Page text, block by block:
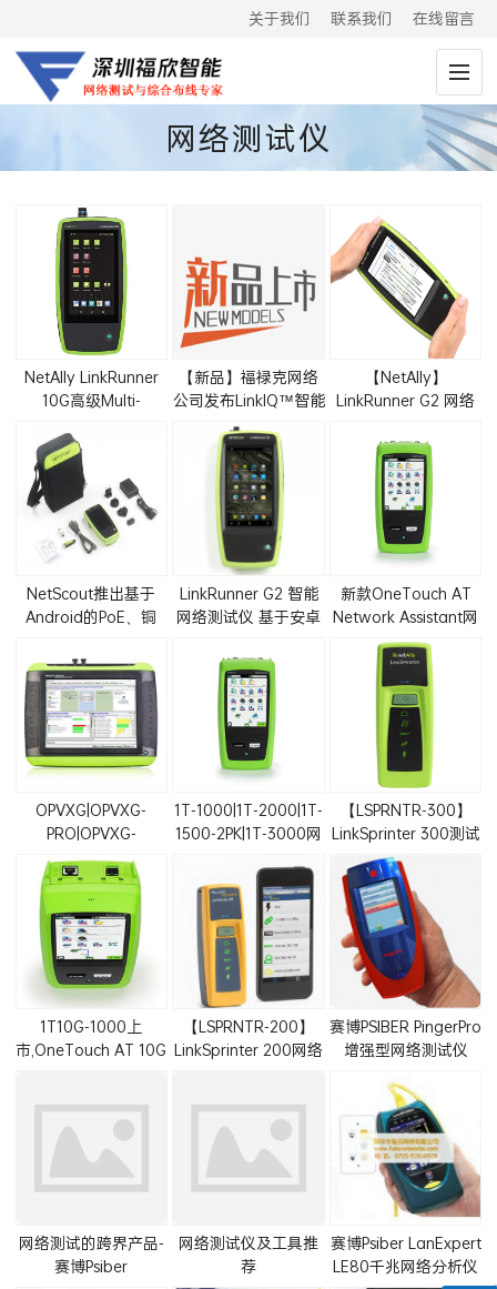
关于我们 联系我们 在线留言
网络测试仪
NetAlly LinkRunner
10G高级Multi-
LR10G-200
【新品】福禄克网络
公司发布LinkIQ™智能
链路通线缆+网络测试
仪
【NetAlly】
LinkRunner G2 网络
KIT现货促销
NetScout推出基于
Android的PoE、铜
LinkRunner G2
LinkRunner G2 智能
网络测试仪 基于安卓
新款OneTouch AT
Network Assistant网
络测试仪(1TG2-
1500,1TG2-
1500W,1TG2-3000)
OPVXG|OPVXG-
PRO|OPVXG-
10G|OPVXG-LAN网络
测试仪optiview xg分
析仪
1T-1000|1T-2000|1T-
1500-2PK|1T-3000网
【LSPRNTR-300】
LinkSprinter 300测试
仪（可测网络+网线）
1T10G-1000上
市,OneTouch AT 10G
【LSPRNTR-200】
LinkSprinter 200网络
赛博PSIBER PingerPro
增强型网络测试仪
网络测试的跨界产品-
赛博Psiber
网络测试仪及工具推
荐
赛博Psiber LanExpert
LE80千兆网络分析仪